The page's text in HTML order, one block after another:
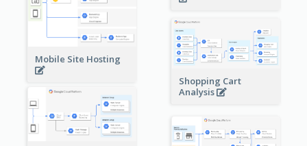
Mobile Site Hosting
Shopping Cart
Analysis